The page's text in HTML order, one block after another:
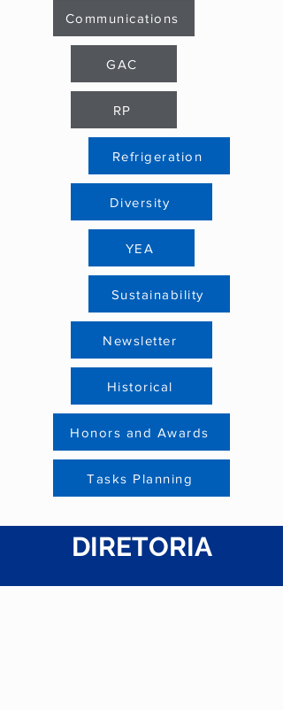
Communications
GAC
RP
Refrigeration
Diversity
YEA
Sustainability
Newsletter
Historical
Honors and Awards
Tasks Planning
DIRETORIA